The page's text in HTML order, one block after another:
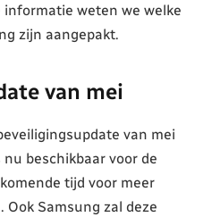
weten we welke
zijn aangepakt.
van mei
van mei
beschikbaar voor de
tijd voor meer
Ook Samsung zal deze